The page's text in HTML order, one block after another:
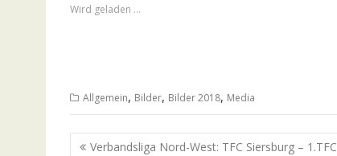
Wird geladen …
Allgemein, Bilder, Bilder 2018, Media
Beitragsnavigation
Verbandsliga Nord-West: TFC Siersburg – 1.TFC